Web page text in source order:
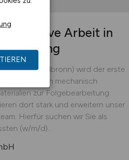
operative Arbeit in
Heilbronn) wird der erste
die Batterien mechanisch
zur Folgebearbeitung
dort stark und erweitern unser
Hierfür suchen wir Sie als
(w/m/d)...